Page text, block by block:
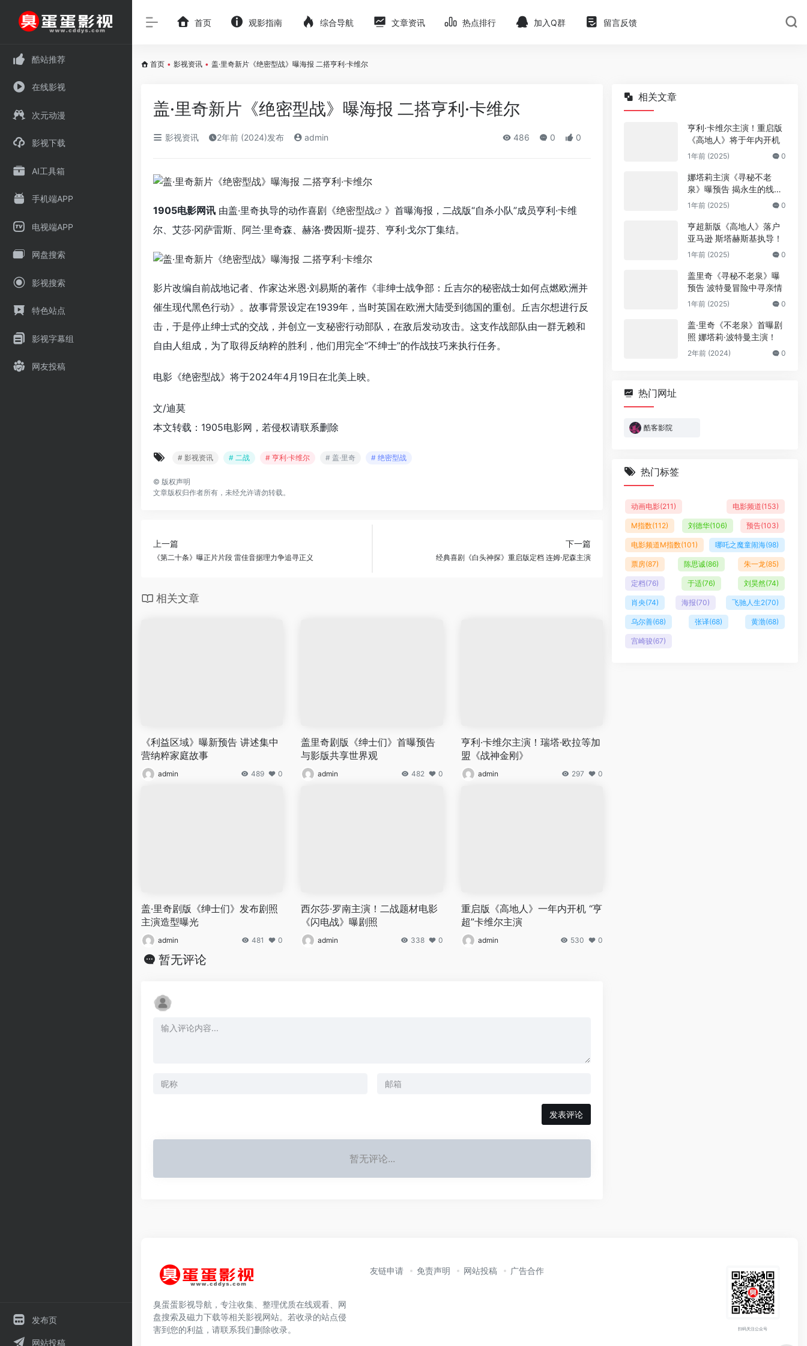
酷站推荐
在线影视
次元动漫
影视下载
AI工具箱
手机端APP
电视端APP
网盘搜索
影视搜索
特色站点
影视字幕组
网友投稿
发布页
网站投稿
首页 观影指南 综合导航 文章资讯 热点排行 加入Q群 留言反馈
首页 • 影视资讯 • 盖·里奇新片《绝密型战》曝海报 二搭亨利·卡维尔
盖·里奇新片《绝密型战》曝海报 二搭亨利·卡维尔
影视资讯 2年前 (2024)发布 admin 486 0 0
1905电影网讯 由盖·里奇执导的动作喜剧《绝密型战
》首曝海报，二战版“自杀小队”成员亨利·卡维
尔、艾莎·冈萨雷斯、阿兰·里奇森、赫洛·费因斯-提芬、亨利·戈尔丁集结。
影片改编自前战地记者、作家达米恩·刘易斯的著作《非绅士战争部：丘吉尔的秘密战士如何点燃欧洲并
催生现代黑色行动》。故事背景设定在1939年，当时英国在欧洲大陆受到德国的重创。
丘吉尔想进行反
击，于是停止绅士式的交战，并创立一支秘密行动部队，在敌后发动攻击。这支作战部队由一群无赖和
自由人组成，为了取得反纳粹的胜利，他们用完全“不绅士”的作战技巧来执行任务。
电影《绝密型战》将于2024年4月19日在北美上映。
文/迪莫
本文转载：1905电影网，若侵权请联系删除
# 影视资讯 # 二战 # 亨利·卡维尔 # 盖·里奇 # 绝密型战
© 版权声明
文章版权归作者所有，未经允许请勿转载。
上一篇
《第二十条》曝正片片段 雷佳音据理力争追寻正义
下一篇
经典喜剧《白头神探》重启版定档 连姆·尼森主演
相关文章
《利益区域》曝新预告 讲述集中
营纳粹家庭故事
admin 489 0
盖里奇剧版《绅士们》首曝预告
与影版共享世界观
admin 482 0
亨利·卡维尔主演！瑞塔·欧拉等加
盟《战神金刚》
admin 297 0
盖·里奇剧版《绅士们》发布剧照
主演造型曝光
admin 481 0
西尔莎·罗南主演！二战题材电影
《闪电战》曝剧照
admin 338 0
重启版《高地人》一年内开机 “亨
超”卡维尔主演
admin 530 0
暂无评论
发表评论
暂无评论...
相关文章
亨利·卡维尔主演！重启版
《高地人》将于年内开机
1年前 (2025) 0
娜塔莉主演《寻秘不老
泉》曝预告 揭永生的线
索！
1年前 (2025) 0
亨超新版《高地人》落户
亚马逊 斯塔赫斯基执导！
1年前 (2025) 0
盖里奇《寻秘不老泉》曝
预告 波特曼冒险中寻亲情
1年前 (2025) 0
盖·里奇《不老泉》首曝剧
照 娜塔莉·波特曼主演！
2年前 (2024) 0
热门网址
酷客影院
热门标签
动画电影(211) 电影频道(153)
M指数(112) 刘德华(106) 预告(103)
电影频道M指数(101) 哪吒之魔童闹海(98)
票房(87) 陈思诚(86) 朱一龙(85)
定档(76) 于适(76) 刘昊然(74)
肖央(74) 海报(70) 飞驰人生2(70)
乌尔善(68) 张译(68) 黄渤(68)
宫崎骏(67)
臭蛋蛋影视导航，专注收集、整理优质在线观看、网
盘搜索及磁力下载等相关影视网站。若收录的站点侵
害到您的利益，请联系我们删除收录。
友链申请 免责声明 网站投稿 广告合作
扫码关注公众号